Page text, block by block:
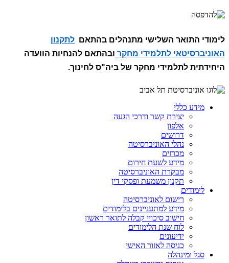
לימודי התואר השלישי מתנהלים בהתאם לתקנון
האוניברסיטאי לתלמידי מחקר ובהתאם להנחיות הוועדה
היחידתית לתלמידי מחקר של ביה"ס לחינוך.
מידע כללי
יצירת קשר ודרכי הגעה
אלפון
דרושים
נהלי האוניברסיטה
מכרזים
מידע לשעת חירום
מבקרת האוניברסיטה
תקנון משמעת ופסקי דין
לימודים
רישום לאוניברסיטה
מידע למתעניינים בלימודים
חישוב סיכויי קבלה לתואר ראשון
לוח שנת הלימודים
ידיעונים
כניסה לאזור האישי
סגל ומינהלה